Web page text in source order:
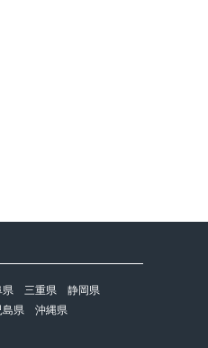
県 三重県
静岡県
島県 沖縄県